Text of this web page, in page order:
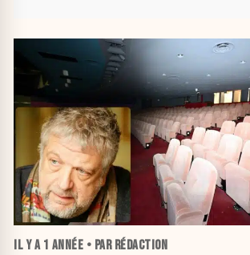
IL Y A 1 ANNÉE • PAR RÉDACTION